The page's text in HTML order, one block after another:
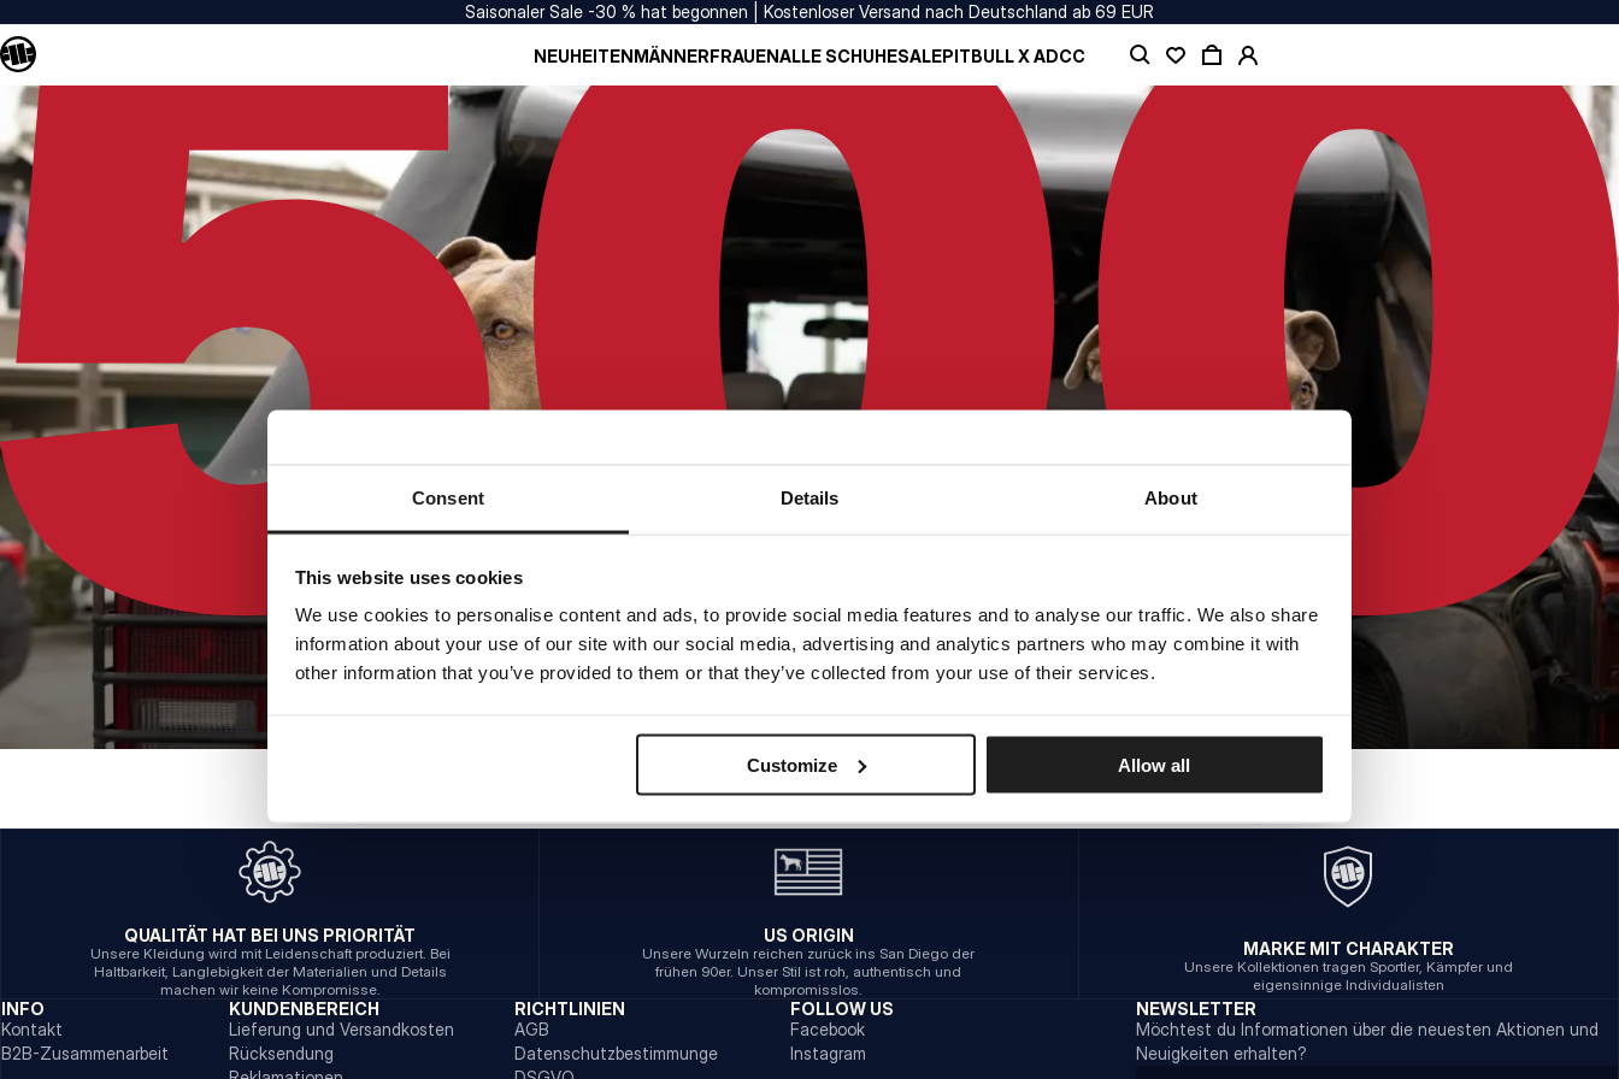
Consent Details About
This website uses cookies
We use cookies to personalise content and ads, to provide social media features and to analyse our traffic. We also share
information about your use of our site with our social media, advertising and analytics partners who may combine it with
other information that you’ve provided to them or that they’ve collected from your use of their services.
Customize Allow all
Saisonaler Sale -30 % hat begonnen | Kostenloser Versand nach Deutschland ab 69 EUR
NEUHEITENMÄNNERFRAUENALLE SCHUHESALEPITBULL X ADCC
INTERNER SERVERFEHLER
ZURÜCK ZUR STARTSEITE
QUALITÄT HAT BEI UNS PRIORITÄT
Unsere Kleidung wird mit Leidenschaft produziert. Bei
Haltbarkeit, Langlebigkeit der Materialien und Details
machen wir keine Kompromisse.
US ORIGIN
Unsere Wurzeln reichen zurück ins San Diego der
frühen 90er. Unser Stil ist roh, authentisch und
kompromisslos.
MARKE MIT CHARAKTER
Unsere Kollektionen tragen Sportler, Kämpfer und
eigensinnige Individualisten
INFO
Kontakt
B2B-Zusammenarbeit
KUNDENBEREICH
Lieferung und Versandkosten
Rücksendung
RICHTLINIEN
AGB
Datenschutzbestimmunge
FOLLOW US
Facebook
Instagram
NEWSLETTER
Möchtest du Informationen über die neuesten Aktionen und
Neuigkeiten erhalten?